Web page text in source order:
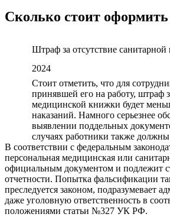
Сколько стоит
Штраф за отсутствие
2024
Стоит отметить, что для
принявшей его на работу, штраф
медицинской книжки будет
наказаний. Намного серьезнее
выявлении поддельных
случаях работники также
В соответствии с федеральным
персональная медицинская или
официальным документом и подлежит
отчетности. Попытка фальсификации
преследуется законом, подразумевает
даже уголовную ответственность в
положениями статьи №327 УК РФ.